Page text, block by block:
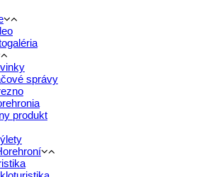
správy
produkt